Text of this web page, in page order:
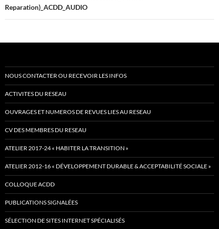
Reparation)_ACDD_AUDIO
NOUS CONTACTER OU RECEVOIR LES INFOS
ACTIVITES DU RESEAU
OUVRAGES ET NUMEROS DE REVUES LIES AU RESEAU
CV DES MEMBRES DU RESEAU
ATELIER 2017-24 « HABITER LA TRANSITION »
ATELIER 2012-16 « DÉVELOPPEMENT DURABLE & ACCEPTABILITÉ SOCIALE »
COLLOQUE ACDD
PUBLICATIONS SIGNALÉES
SÉLECTION DE SITES INTERNET SPÉCIALISÉS